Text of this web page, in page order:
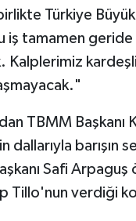
Türkiye
iş tamamen
Kalplerimiz
TBMM
dallarıyla barışın
Safi Arpaguş
Tillo'nun verdiği